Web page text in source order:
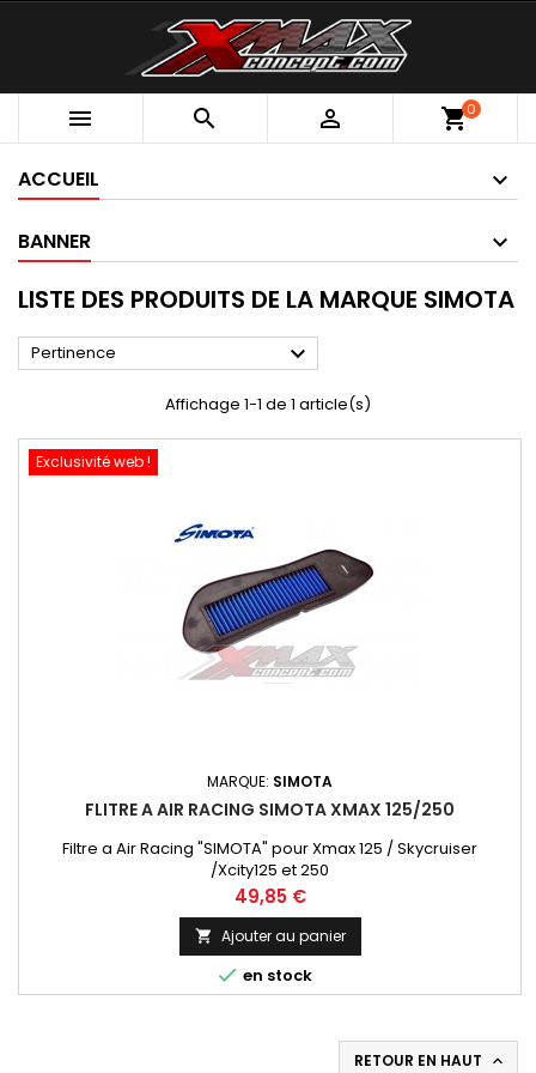
   shopping_cart0
ACCUEIL
BANNER
LISTE DES PRODUITS DE LA MARQUE SIMOTA
Pertinence 
Affichage 1-1 de 1 article(s)
Exclusivité web !
MARQUE: SIMOTA
FLITRE A AIR RACING SIMOTA XMAX 125/250
Filtre a Air Racing "SIMOTA" pour Xmax 125 / Skycruiser
/Xcity125 et 250
Prix
49,85 €
 Ajouter au panier
 en stock
RETOUR EN HAUT 